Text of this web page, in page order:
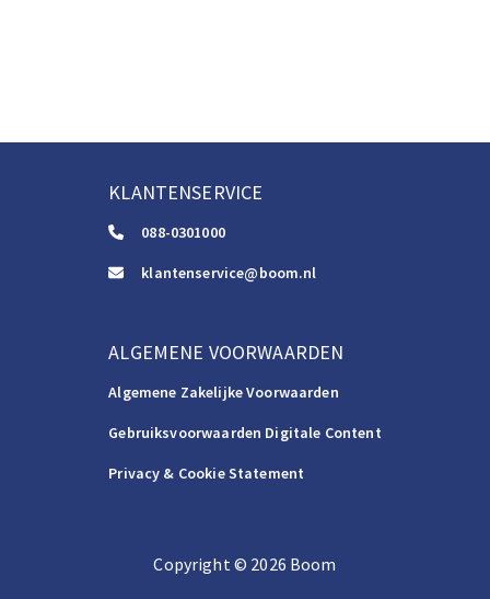
KLANTENSERVICE
088-0301000
klantenservice@boom.nl
ALGEMENE VOORWAARDEN
Algemene Zakelijke Voorwaarden
Gebruiksvoorwaarden Digitale Content
Privacy & Cookie Statement
Copyright©️ 2026 Boom